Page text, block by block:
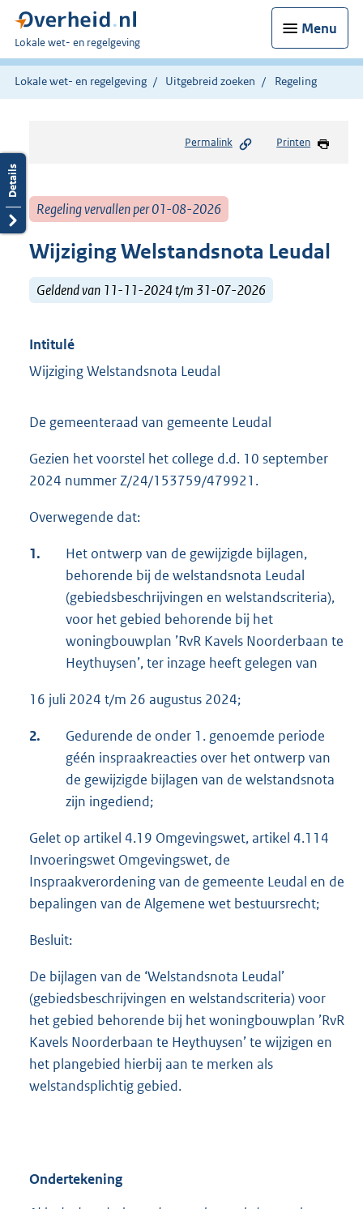
Menu
U
bent
hier:
Lokale wet- en regelgeving
Lokale wet- en regelgeving Uitgebreid zoeken Regeling
Permalink Printen
Regeling vervallen per 01-08-2026
Wijziging Welstandsnota Leudal
Geldend van 11-11-2024 t/m 31-07-2026
Intitulé
Wijziging Welstandsnota Leudal
De gemeenteraad van gemeente Leudal
Gezien het voorstel het college d.d. 10 september
2024 nummer Z/24/153759/479921.
Overwegende dat:
1.
Het ontwerp van de gewijzigde bijlagen,
behorende bij de welstandsnota Leudal
(gebiedsbeschrijvingen en welstandscriteria),
voor het gebied behorende bij het
woningbouwplan ’RvR Kavels Noorderbaan te
Heythuysen’, ter inzage heeft gelegen van
16 juli 2024 t/m 26 augustus 2024;
2.
Gedurende de onder 1. genoemde periode
géén inspraakreacties over het ontwerp van
de gewijzigde bijlagen van de welstandsnota
zijn ingediend;
Gelet op artikel 4.19 Omgevingswet, artikel 4.114
Invoeringswet Omgevingswet, de
Inspraakverordening van de gemeente Leudal en de
bepalingen van de Algemene wet bestuursrecht;
Besluit:
De bijlagen van de ‘Welstandsnota Leudal’
(gebiedsbeschrijvingen en welstandscriteria) voor
het gebied behorende bij het woningbouwplan ’RvR
Kavels Noorderbaan te Heythuysen’ te wijzigen en
het plangebied hierbij aan te merken als
welstandsplichtig gebied.
Ondertekening